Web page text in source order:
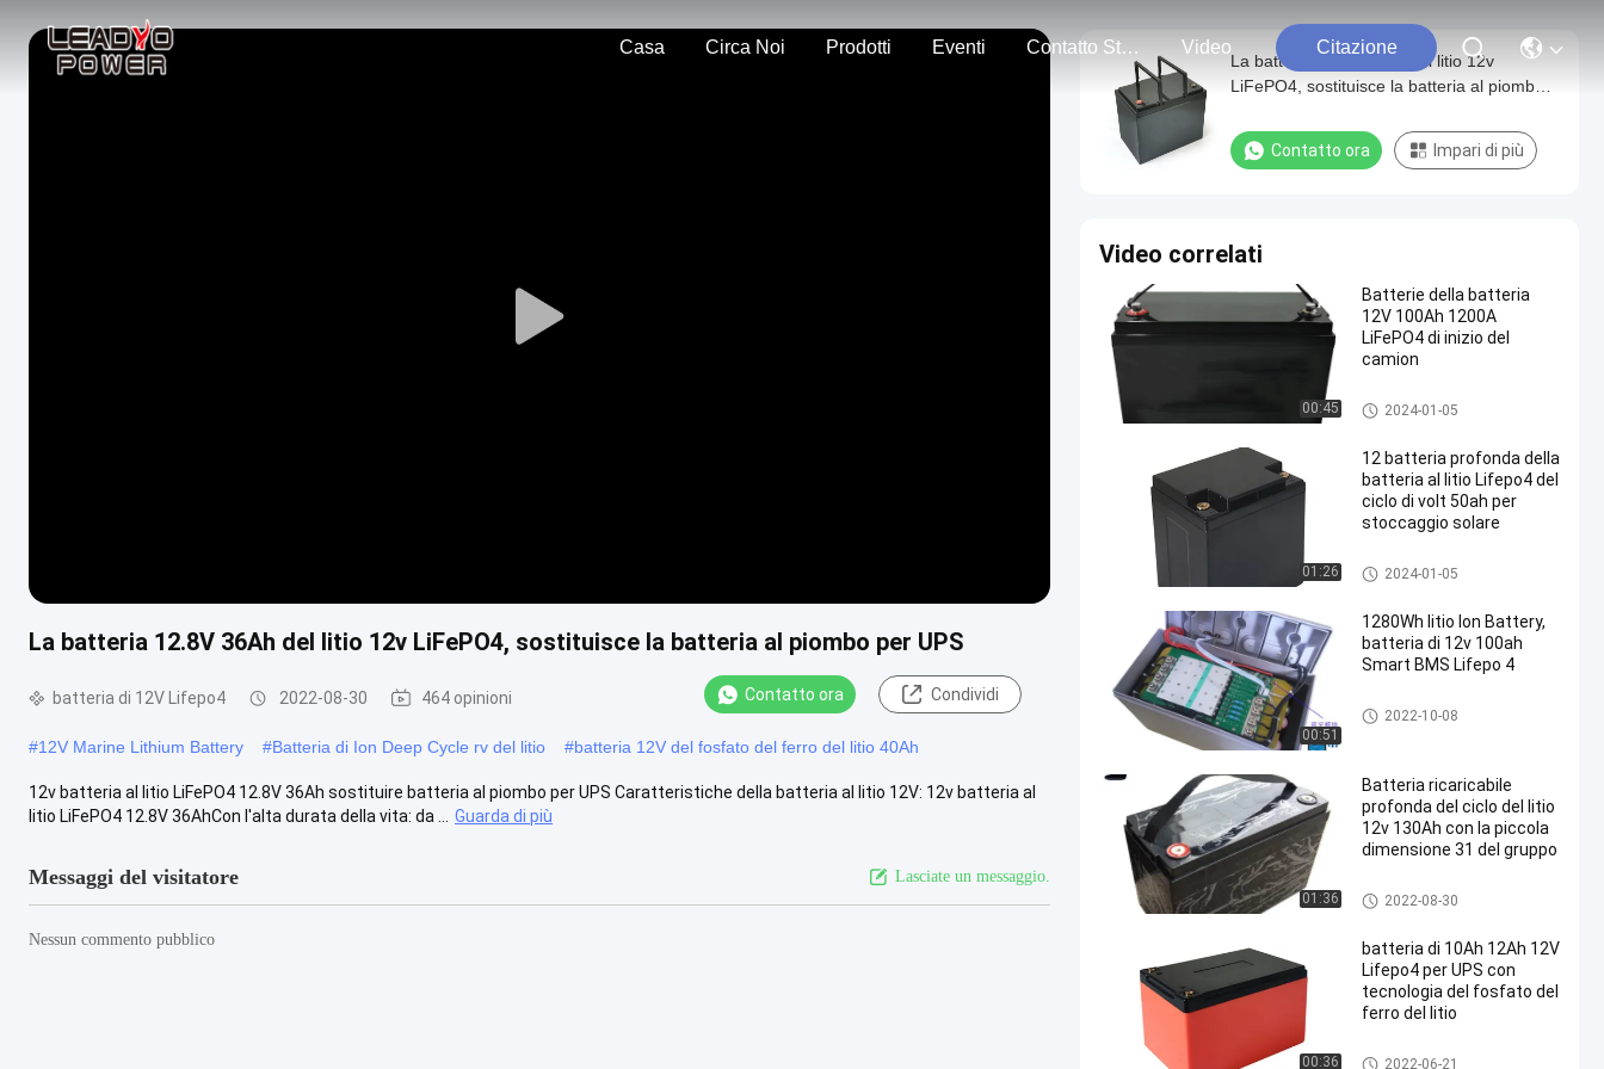
Casa Circa Noi Prodotti Eventi Contatto Stati Uniti Video Citazione
Play
La batteria 12.8V 36Ah del litio 12v LiFePO4, sostituisce la batteria al piombo per UPS
batteria di 12V Lifepo4 2022-08-30 464 opinioni Contatto ora Condividi
#12V Marine Lithium Battery #Batteria di Ion Deep Cycle rv del litio #batteria 12V del fosfato del ferro del litio 40Ah
12v batteria al litio LiFePO4 12.8V 36Ah sostituire batteria al piombo per UPS Caratteristiche della batteria al litio 12V: 12v batteria al
litio LiFePO4 12.8V 36AhCon l'alta durata della vita: da ...
Guarda di più
Messaggi del visitatore Lasciate un messaggio.
Nessun commento pubblico
La batteria 12.8V 36Ah del litio 12v
LiFePO4, sostituisce la batteria al piombo
Contatto ora Impari di più
Video correlati
00:45
Batterie della batteria
12V 100Ah 1200A
LiFePO4 di inizio del
camion
Sostituzione delle batterie per
autoveicoli
2024-01-05
01:26
12 batteria profonda della
batteria al litio Lifepo4 del
ciclo di volt 50ah per
stoccaggio solare
batteria di 12V Lifepo4
2024-01-05
00:51
1280Wh litio Ion Battery,
batteria di 12v 100ah
Smart BMS Lifepo 4
batteria di 12V Lifepo4
2022-10-08
01:36
Batteria ricaricabile
profonda del ciclo del litio
12v 130Ah con la piccola
dimensione 31 del gruppo
batteria di 12V Lifepo4
2022-08-30
00:36
batteria di 10Ah 12Ah 12V
Lifepo4 per UPS con
tecnologia del fosfato del
ferro del litio
batteria di 12V Lifepo4
2022-06-21